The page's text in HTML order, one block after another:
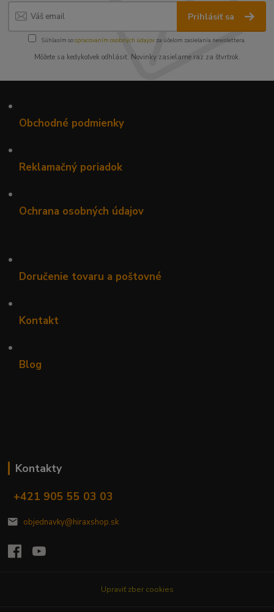
Prihlásiť sa
Súhlasím sospracovaním osobných údajov za účelom zasielania newslettera.
Môžete sa kedykoľvek odhlásiť. Novinky zasielame raz za štvrťrok.
•
Obchodné podmienky
•
Reklamačný poriadok
•
Ochrana osobných údajov
•
Doručenie tovaru a poštovné
•
Kontakt
•
Blog
Kontakty
+421 905 55 03 03
objednavky@hiraxshop.sk
Upraviť zber cookies